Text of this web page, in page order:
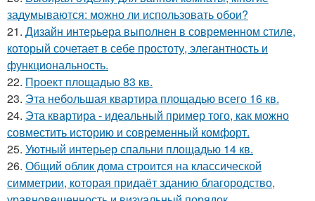
задумываются: можно ли использовать обои?
21. Дизайн интерьера выполнен в современном стиле,
который сочетает в себе простоту, элегантность и
функциональность.
22. Проект площадью 83 кв.
23. Эта небольшая квартира площадью всего 16 кв.
24. Эта квартира - идеальный пример того, как можно
совместить историю и современный комфорт.
25. Уютный интерьер спальни площадью 14 кв.
26. Общий облик дома строится на классической
симметрии, которая придаёт зданию благородство,